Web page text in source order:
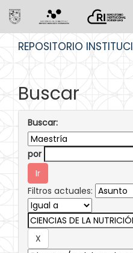
REPOSITORIO
Buscar
Buscar:
por
Filtros actuales: